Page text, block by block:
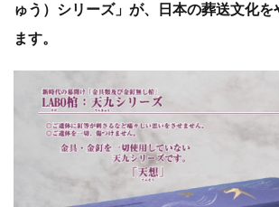
ゅう）シリーズ」が、日本の葬送文化
ます。